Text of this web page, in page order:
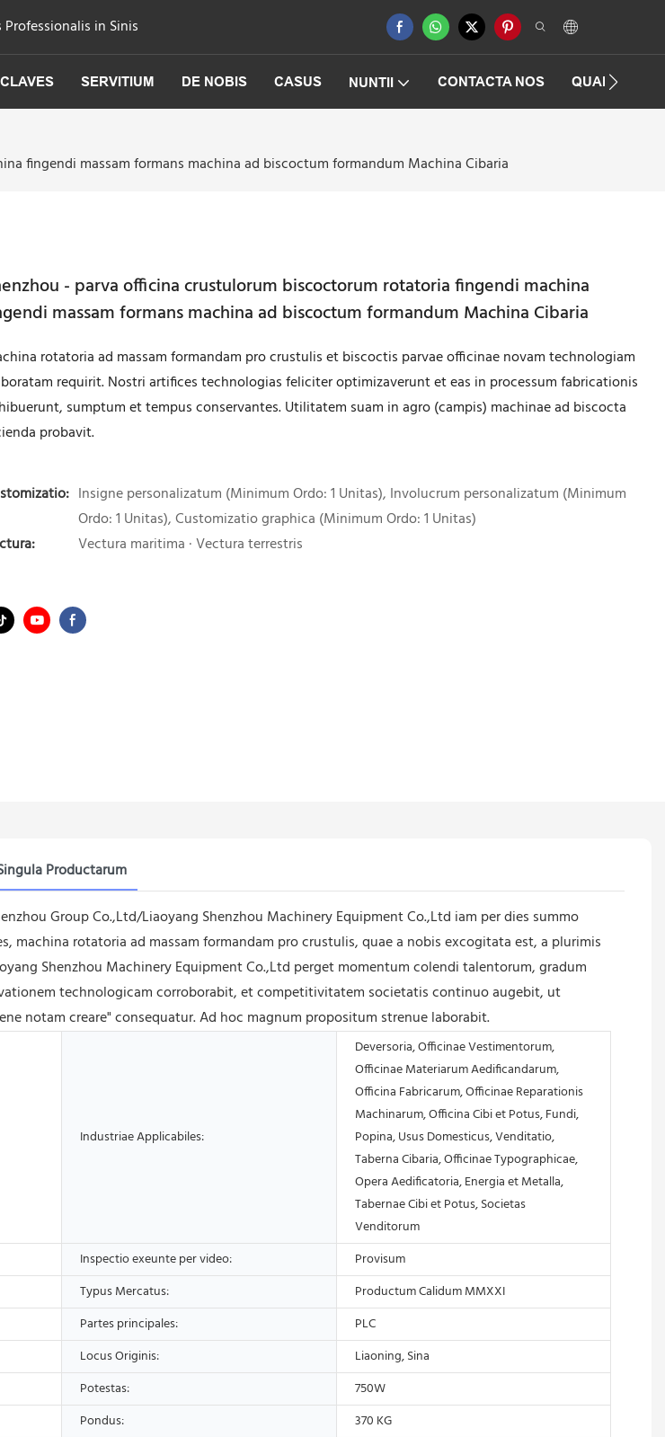
in Sinis
SERVITIUM DE NOBIS CASUS NUNTII CONTACTA NOS
fingendi massam formans machina ad biscoctum formandum Machina Cibaria
- parva officina crustulorum biscoctorum rotatoria fingendi machina
massam formans machina ad biscoctum formandum Machina Cibaria
rotatoria ad massam formandam pro crustulis et biscoctis parvae officinae novam technologiam
requirit. Nostri artifices technologias feliciter optimizaverunt et eas in processum fabricationis
sumptum et tempus conservantes. Utilitatem suam in agro (campis) machinae ad biscocta
probavit.
Insigne personalizatum (Minimum Ordo: 1 Unitas), Involucrum personalizatum (Minimum
Ordo: 1 Unitas), Customizatio graphica (Minimum Ordo: 1 Unitas)
Vectura maritima · Vectura terrestris
Productarum
Group Co.,Ltd/Liaoyang Shenzhou Machinery Equipment Co.,Ltd iam per dies summo
rotatoria ad massam formandam pro crustulis, quae a nobis excogitata est, a plurimis
Shenzhou Machinery Equipment Co.,Ltd perget momentum colendi talentorum, gradum
technologicam corroborabit, et competitivitatem societatis continuo augebit, ut
notam creare" consequatur. Ad hoc magnum propositum strenue laborabit.
Industriae Applicabiles:
Deversoria, Officinae Vestimentorum,
Officinae Materiarum Aedificandarum,
Officina Fabricarum, Officinae Reparationis
Machinarum, Officina Cibi et Potus, Fundi,
Popina, Usus Domesticus, Venditatio,
Taberna Cibaria, Officinae Typographicae,
Opera Aedificatoria, Energia et Metalla,
Tabernae Cibi et Potus, Societas
Venditorum
Inspectio exeunte per video:
Provisum
Typus Mercatus:
Productum Calidum MMXXI
Partes principales:
PLC
Locus Originis:
Liaoning, Sina
Potestas:
750W
Pondus: 370 KG